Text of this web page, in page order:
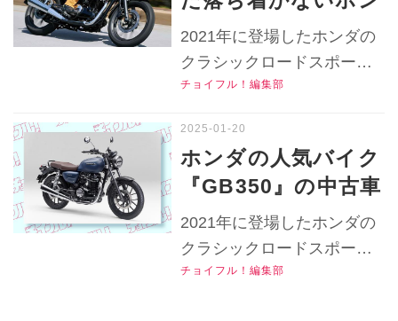
／HONDA
GB350（2021）】
つき、各部装備を紹介しま
す！ ▶▶▶写真はこちら！
▶▶▶『チョイフル！』の
公式Ｘ（旧Twitter）はこち
／モデル：梅本まどか この
記事は2021年6月6日にweb
オートバイで公開されたも
のを再構成した記事です。
ホンダ『GB350』足つき＆
ライディングポジション 手
ダ『GB350』だけ
ど……レトロなスタ
イリングと単気筒ら
いならこの一台！
【チョイフル！中古
バイク選びの参考書
／HONDA
GB350（2021）】
2021年に登場したホンダの
クラシックロードスポーツ
モデル『GB350』。現行で
プレッションはどうだっ
た？▶▶▶『チョイフ
ル！』の公式Ｘ（旧
Twitter）はこちら！
チョイフル！編集部
ホンダの人気バイク
『GB350』の中古車
は安い？高い……？
中型免許で乗れるク
ラシックロードスタ
2021年に登場したホンダの
クラシックロードスポーツ
『GB350』の2021～2024年
チョイフル！編集部